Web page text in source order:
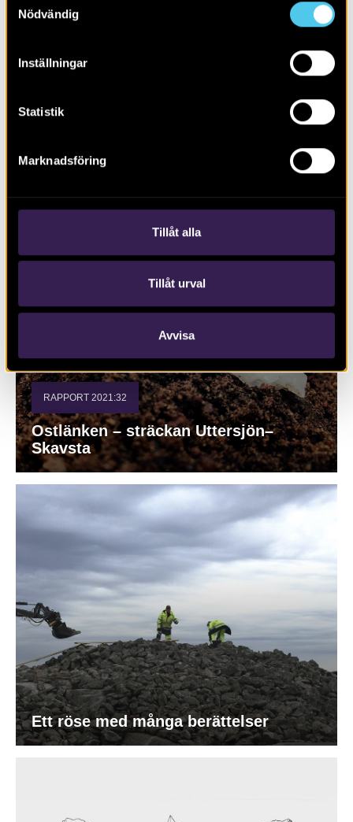
Nödvändig
Inställningar
Statistik
Marknadsföring
Tillåt alla
Tillåt urval
Avvisa
RAPPORT 2021:32
Ostlänken – sträckan Uttersjön–
Skavsta
Ett röse med många berättelser